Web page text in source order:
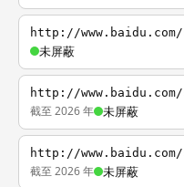
http://www.baidu.com/
未屏蔽
http://www.baidu.com/
截至 2026 年 未屏蔽
http://www.baidu.com/
截至 2026 年 未屏蔽